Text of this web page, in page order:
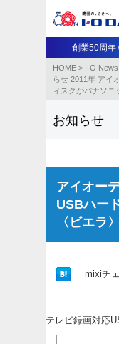
創業50周年
HOME > I-O
らせ 2011年 アイ
ィスクがパナソニ
お知らせ
アイオー
USBハー
〈ビエラ
mixiチ
テレビ録画対応